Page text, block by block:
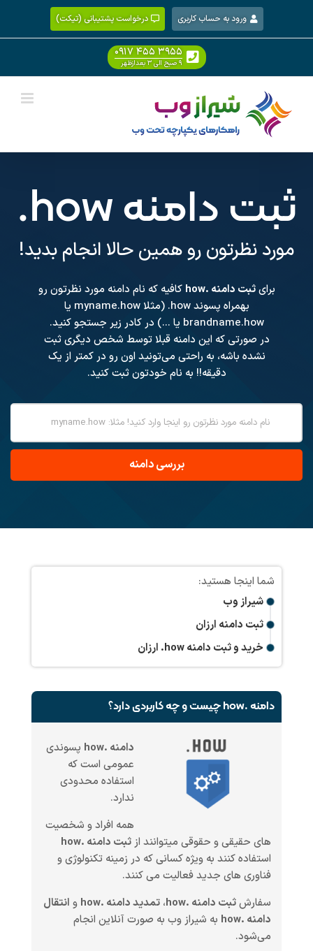
content
ورود به حساب کاربری درخواست پشتیبانی (تیکت)
۰۹۱۷ ۴۵۵ ۳۹۵۵
۹ صبح الی ۳ بعدازظهر
ثبت دامنه.how
مورد نظرتون رو همین حالا انجام بدید!
برایثبت دامنه .how
کافیه که نام دامنه مورد نظرتون رو
بهمراه پسوند.how
(مثلا myname.how یا
brandname.how یا ...) در کادر زیر جستجو کنید.
در صورتی که این دامنه قبلا توسط شخص دیگری ثبت
نشده باشه، به راحتی می‌تونید اون رو در کمتر از یک
دقیقه!! به نام خودتون ثبت کنید.
شیراز وب
ثبت دامنه ارزان
خرید و ثبت دامنه.how ارزان
دامنه .how چیست و چه کاربردی دارد؟
دامنه .how
پسوندی
عمومی است که
استفاده محدودی
ندارد.
همه افراد و شخصیت
های حقیقی و حقوقی میتوانند ازثبت دامنه .how
استفاده کنند به ویژه کسانی که در زمینه تکنولوژی و
فناوری های جدید فعالیت می کنند.
سفارشثبت دامنه .how ، تمدید دامنه .how و انتقال
دامنه .how
به شیراز وب به صورت آنلاین انجام
می‌شود.